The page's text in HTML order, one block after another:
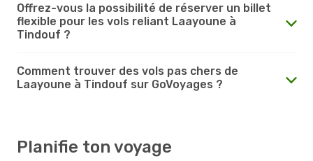
Offrez-vous la possibilité de réserver un billet
flexible pour les vols reliant Laayoune à
Tindouf ?
Comment trouver des vols pas chers de
Laayoune à Tindouf sur GoVoyages ?
Planifie ton voyage